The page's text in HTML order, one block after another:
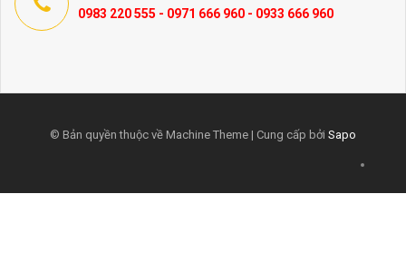
0983 220 555 - 0971 666 960 - 0933 666 960
© Bản quyền thuộc về Machine Theme | Cung cấp bởi Sapo